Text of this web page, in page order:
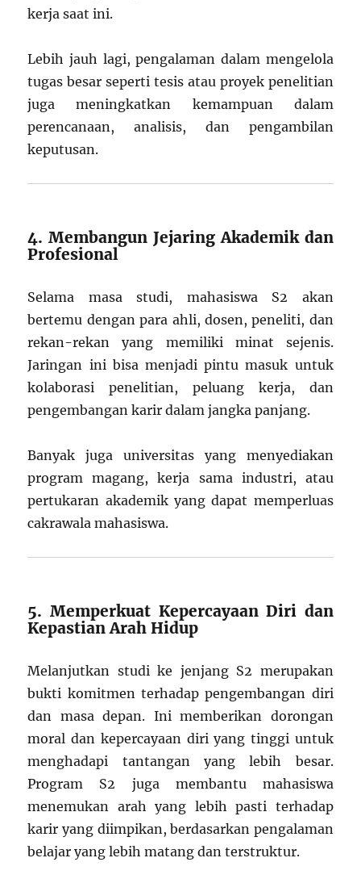
kerja saat ini.
Lebih jauh lagi, pengalaman dalam mengelola
tugas besar seperti tesis atau proyek penelitian
juga meningkatkan kemampuan dalam
perencanaan, analisis, dan pengambilan
keputusan.
4. Membangun Jejaring Akademik dan
Profesional
Selama masa studi, mahasiswa S2 akan
bertemu dengan para ahli, dosen, peneliti, dan
rekan-rekan yang memiliki minat sejenis.
Jaringan ini bisa menjadi pintu masuk untuk
kolaborasi penelitian, peluang kerja, dan
pengembangan karir dalam jangka panjang.
Banyak juga universitas yang menyediakan
program magang, kerja sama industri, atau
pertukaran akademik yang dapat memperluas
cakrawala mahasiswa.
5. Memperkuat Kepercayaan Diri dan
Kepastian Arah Hidup
Melanjutkan studi ke jenjang S2 merupakan
bukti komitmen terhadap pengembangan diri
dan masa depan. Ini memberikan dorongan
moral dan kepercayaan diri yang tinggi untuk
menghadapi tantangan yang lebih besar.
Program S2 juga membantu mahasiswa
menemukan arah yang lebih pasti terhadap
karir yang diimpikan, berdasarkan pengalaman
belajar yang lebih matang dan terstruktur.